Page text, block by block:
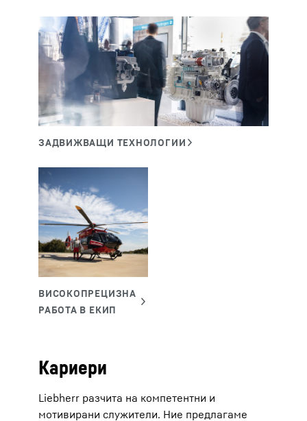
Кариери
Liebherr разчита на компетентни и
мотивирани служители. Ние предлагаме